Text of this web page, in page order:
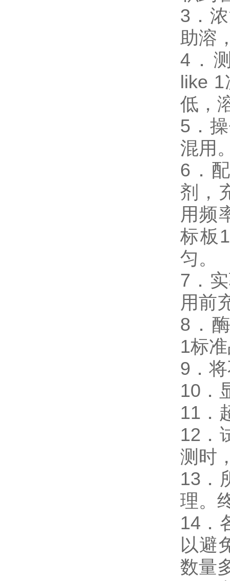
3．
助溶
4．
like
低，
5．
混用
6．
剂，
用频
标板
匀。
7．
用前
8．
1标
9．
10．
11．
12．
测时
13．
理。
14．
以避
数量